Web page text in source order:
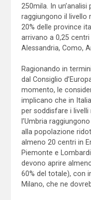
250mila. In
raggiungono il livello
20% delle province
arrivano a 0,25
Alessandria, Como,
Ragionando in
dal Consiglio
momento, le
implicano che in
per soddisfare i
l’Umbria
alla popolazione
almeno 20 centri in
Piemonte e
devono aprire
60% del totale), con
Milano, che ne